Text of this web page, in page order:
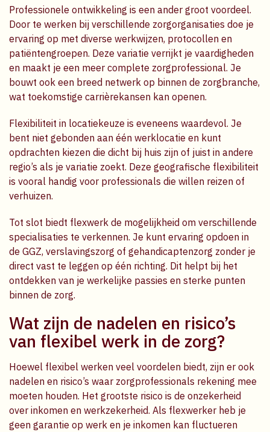
Professionele ontwikkeling is een ander groot voordeel.
Door te werken bij verschillende zorgorganisaties doe je
ervaring op met diverse werkwijzen, protocollen en
patiëntengroepen. Deze variatie verrijkt je vaardigheden
en maakt je een meer complete zorgprofessional. Je
bouwt ook een breed netwerk op binnen de zorgbranche,
wat toekomstige carrièrekansen kan openen.
Flexibiliteit in locatiekeuze is eveneens waardevol. Je
bent niet gebonden aan één werklocatie en kunt
opdrachten kiezen die dicht bij huis zijn of juist in andere
regio’s als je variatie zoekt. Deze geografische flexibiliteit
is vooral handig voor professionals die willen reizen of
verhuizen.
Tot slot biedt flexwerk de mogelijkheid om verschillende
specialisaties te verkennen. Je kunt ervaring opdoen in
de GGZ, verslavingszorg of gehandicaptenzorg zonder je
direct vast te leggen op één richting. Dit helpt bij het
ontdekken van je werkelijke passies en sterke punten
binnen de zorg.
Wat zijn de nadelen en risico’s
van flexibel werk in de zorg?
Hoewel flexibel werken veel voordelen biedt, zijn er ook
nadelen en risico’s waar zorgprofessionals rekening mee
moeten houden. Het grootste risico is de onzekerheid
over inkomen en werkzekerheid. Als flexwerker heb je
geen garantie op werk en je inkomen kan fluctueren